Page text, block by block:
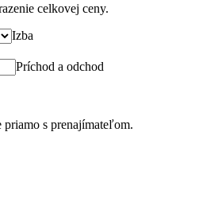
celkovej ceny.
Izba
Príchod a odchod
priamo s prenajímateľom.